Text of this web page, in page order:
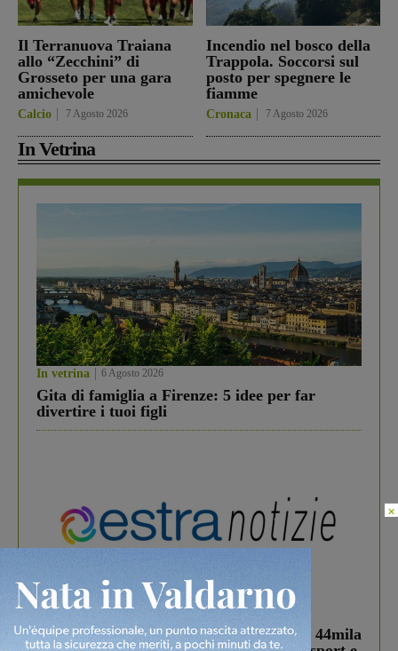
Il Terranuova Traiana
allo “Zecchini” di
Grosseto per una gara
amichevole
Calcio 7 Agosto 2026
Incendio nel bosco della
Trappola. Soccorsi sul
posto per spegnere le
fiamme
Cronaca 7 Agosto 2026
In Vetrina
In vetrina 6 Agosto 2026
Gita di famiglia a Firenze: 5 idee per far
divertire i tuoi figli
In vetrina 3 Agosto 2026
Estra Notizie agosto: Smart Cities, oltre 44mila
×